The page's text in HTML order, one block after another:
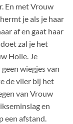
En met Vrouw
je als je haar
af en gaat haar
zal je het
Holle. Je
wiegjes van
de vlier bij het
van Vrouw
en
een afstand.